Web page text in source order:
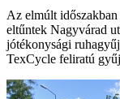
Az elmúlt
eltűntek Nagyvárad
jótékonysági
TexCycle feliratú